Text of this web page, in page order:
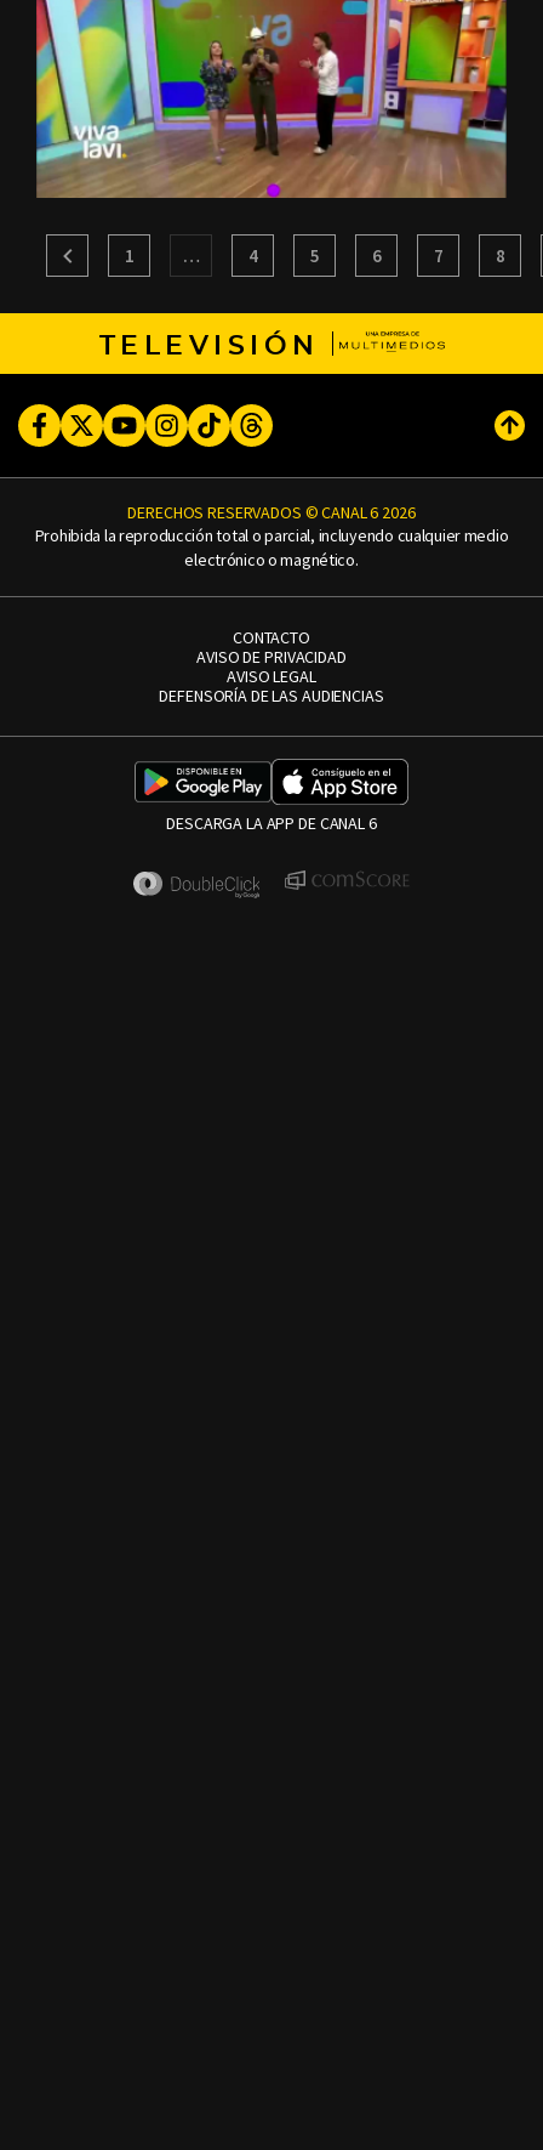
1 … 4 5 6 7 8
TELEVISIÓN
FacebookTwitterYoutubeInstagram
TikTokThreads
DERECHOS RESERVADOS © CANAL 6 2026
Prohibida la reproducción total o parcial, incluyendo cualquier medio
electrónico o magnético.
CONTACTO
AVISO DE PRIVACIDAD
AVISO LEGAL
DEFENSORÍA DE LAS AUDIENCIAS
DESCARGA LA APP DE CANAL 6